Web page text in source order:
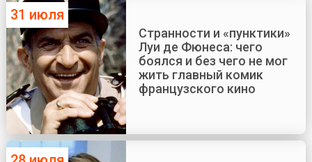
31 июля
Странности и «пунктики»
Луи де Фюнеса: чего
боялся и без чего не мог
жить главный комик
французского кино